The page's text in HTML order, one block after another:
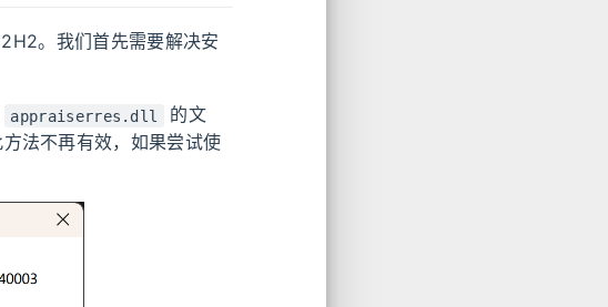
。我们首先需要解决安
appraiserres.dll
的文
法不再有效，如果尝试使